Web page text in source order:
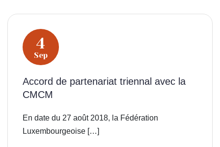
4
Sep
Accord de partenariat triennal avec la
CMCM
En date du 27 août 2018, la Fédération
Luxembourgeoise […]